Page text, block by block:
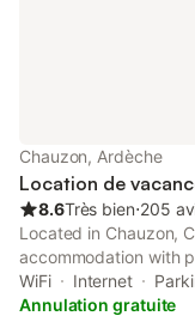
Chauzon, Ardèche
Location de
8.6Très bien⋅205
Located in Chauzon,
accommodation with
restaurant, plus free
WiFi Internet
Annulation gratuite